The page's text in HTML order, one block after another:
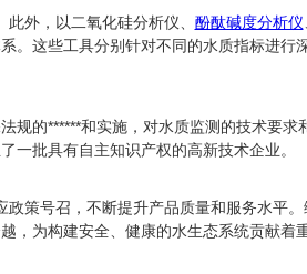
外，以二氧化硅分析仪、 酚酞碱度分析仪
。这些工具分别针对不同的水质指标进
规的******和实施，对水质监测的技术要
一批具有自主知识产权的高新技术企业。
策号召，不断提升产品质量和服务水平
，为构建安全、健康的水生态系统贡献